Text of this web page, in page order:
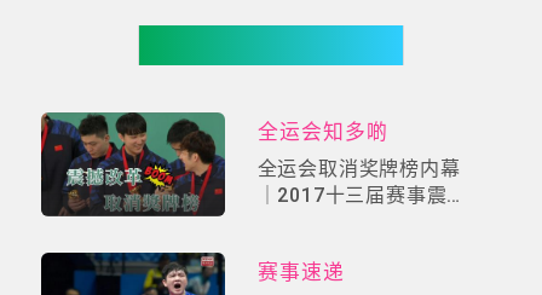
全运会知多啲
全运会取消奖牌榜内幕
｜2017十三届赛事震撼
赛事速递